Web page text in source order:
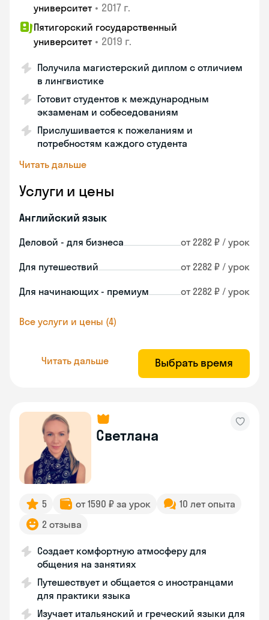
университет • 2017 г.
Пятигорский государственный
университет • 2019 г.
Получила магистерский диплом с отличием
в лингвистике
Готовит студентов к международным
экзаменам и собеседованиям
Прислушивается к пожеланиям и
потребностям каждого студента
Читать дальше
Услуги и цены
Английский язык
Деловой - для бизнеса от 2282 ₽ / урок
Для путешествий от 2282 ₽ / урок
Для начинающих - премиум от 2282 ₽ / урок
Все услуги и цены (4)
Читать дальше Выбрать время
Светлана
5 от 1590 ₽ за урок
10 лет опыта
2 отзыва
Создает комфортную атмосферу для
общения на занятиях
Путешествует и общается с иностранцами
для практики языка
Изучает итальянский и греческий языки для